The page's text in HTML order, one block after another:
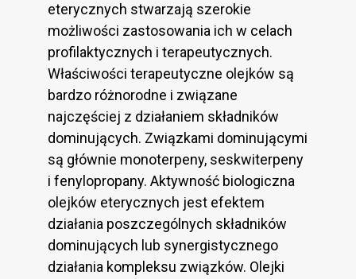
eterycznych stwarzają szerokie
możliwości zastosowania ich w celach
profilaktycznych i terapeutycznych.
Właściwości terapeutyczne olejków są
bardzo różnorodne i związane
najczęściej z działaniem składników
dominujących. Związkami dominującymi
są głównie monoterpeny, seskwiterpeny
i fenylopropany. Aktywność biologiczna
olejków eterycznych jest efektem
działania poszczególnych składników
dominujących lub synergistycznego
działania kompleksu związków. Olejki